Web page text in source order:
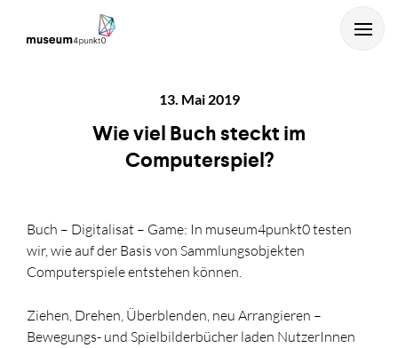
...und mit Enter starten.
13. Mai 2019
Wie viel Buch steckt im
Computerspiel?
Buch – Digitalisat – Game: In museum4punkt0 testen
wir, wie auf der Basis von Sammlungsobjekten
Computerspiele entstehen können.
Ziehen, Drehen, Überblenden, neu Arrangieren –
Bewegungs- und Spielbilderbücher laden NutzerInnen